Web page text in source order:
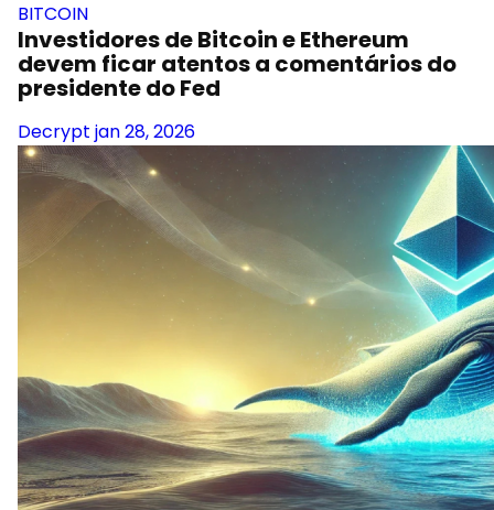
BITCOIN
Investidores de Bitcoin e Ethereum
devem ficar atentos a comentários do
presidente do Fed
Decrypt jan 28, 2026